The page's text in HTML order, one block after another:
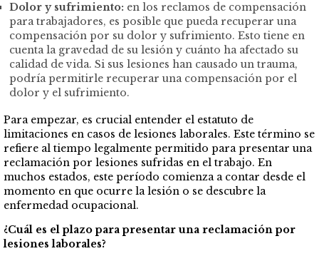
Dolor y sufrimiento: en los reclamos de compensación
para trabajadores, es posible que pueda recuperar una
compensación por su dolor y sufrimiento. Esto tiene en
cuenta la gravedad de su lesión y cuánto ha afectado su
calidad de vida. Si sus lesiones han causado un trauma,
podría permitirle recuperar una compensación por el
dolor y el sufrimiento.
Para empezar, es crucial entender el estatuto de
limitaciones en casos de lesiones laborales. Este término se
refiere al tiempo legalmente permitido para presentar una
reclamación por lesiones sufridas en el trabajo. En
muchos estados, este período comienza a contar desde el
momento en que ocurre la lesión o se descubre la
enfermedad ocupacional.
¿Cuál es el plazo para presentar una reclamación por
lesiones laborales?